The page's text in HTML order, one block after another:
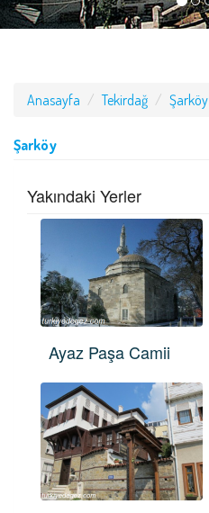
Anasayfa Tekirdağ Şarköy
Şarköy
Yakındaki Yerler
Ayaz Paşa Camii